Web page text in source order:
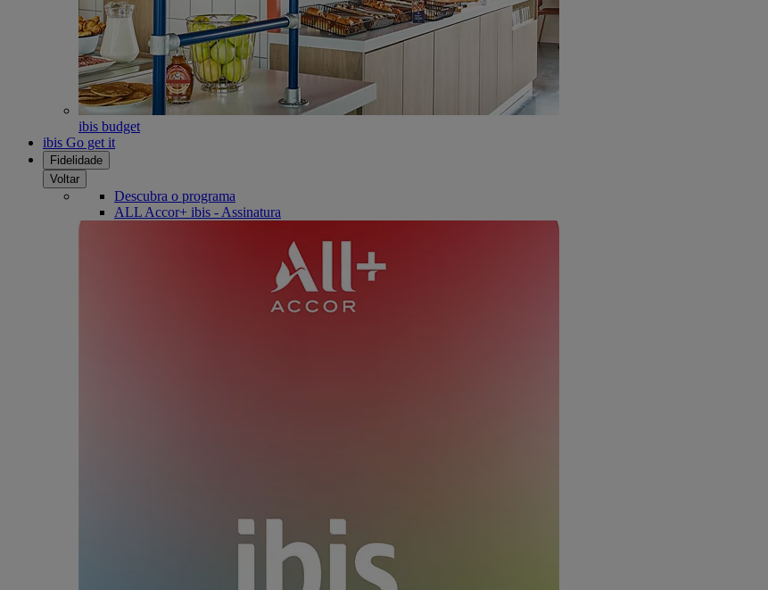
ibis budget
ibis Go get it
Fidelidade
Voltar
Descubra o programa
ALL Accor+ ibis - Assinatura